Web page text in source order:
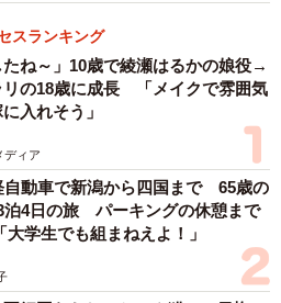
3/7
さなら火葬できる（画像提供：ハピネ
スランキング
たね～」10歳で綾瀬はるかの娘役→
リの18歳に成長 「メイクで雰囲気
入れそう」
ディア
自動車で新潟から四国まで 65歳の
泊4日の旅 パーキングの休憩まで
学生でも組まねえよ！」